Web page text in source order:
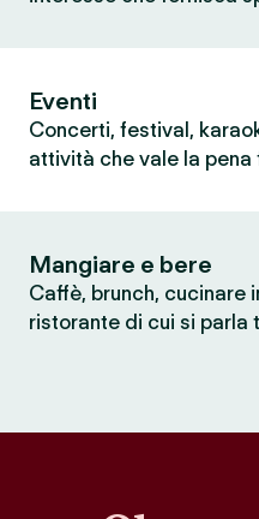
Eventi
Concerti, festival,
attività che vale la pena
Mangiare e bere
Caffè, brunch, cucinare
ristorante di cui si parla